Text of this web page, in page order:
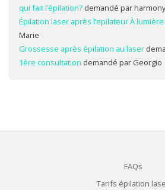
qui fait l’épilation?demandé par harmony
Épilation laser après l’epilateur À
Marie
Grossesse après épilation au laser
1ère consultation demandé par Georgio
FAQs
Tarifs épilation